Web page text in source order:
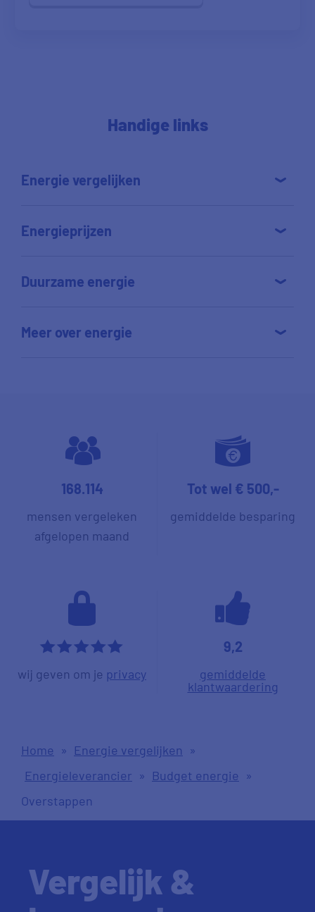
Handige links
Energie vergelijken
Energieprijzen
Duurzame energie
Meer over energie
168.114
mensen vergeleken
afgelopen maand
Tot wel € 500,-
gemiddelde besparing
*****
wij geven om je privacy
9,2
gemiddelde
klantwaardering
Home » Energie vergelijken »
Energieleverancier » Budget energie »
Overstappen
Vergelijk &